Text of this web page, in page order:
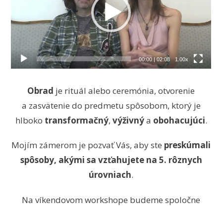
00:00|02:08 1.00x
Obrad je rituál alebo ceremónia, otvorenie
a zasvätenie do predmetu spôsobom, ktorý je
hlboko transformačný, výživnýa obohacujúci.
Mojím zámerom je pozvať Vás, aby ste preskúmali
spôsoby, akými sa vzťahujete na 5. rôznych
úrovniach.
Na víkendovom workshope budeme spoločne